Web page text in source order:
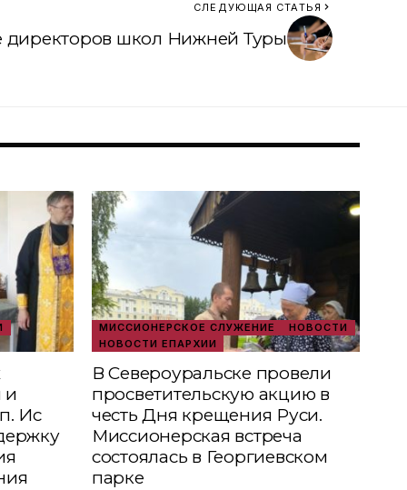
СЛЕДУЮЩАЯ СТАТЬЯ
директоров школ Нижней Туры
и
Ис
МИССИОНЕРСКОЕ СЛУЖЕНИЕ
НОВОСТИ
НОВОСТИ ЕПАРХИИ
В Североуральске провели
просветительскую акцию в
честь Дня крещения Руси.
Миссионерская встреча
состоялась в Георгиевском
парке